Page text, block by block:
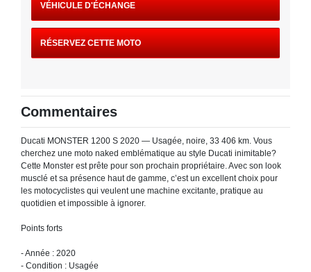
VÉHICULE D'ÉCHANGE
RÉSERVEZ CETTE MOTO
Commentaires
Ducati MONSTER 1200 S 2020 — Usagée, noire, 33 406 km. Vous
cherchez une moto naked emblématique au style Ducati inimitable?
Cette Monster est prête pour son prochain propriétaire. Avec son look
musclé et sa présence haut de gamme, c’est un excellent choix pour
les motocyclistes qui veulent une machine excitante, pratique au
quotidien et impossible à ignorer.
Points forts
- Année : 2020
- Condition : Usagée